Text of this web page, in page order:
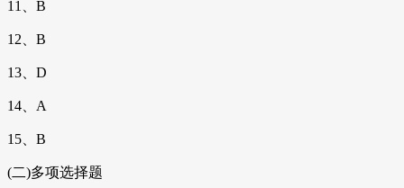
11、B
12、B
13、D
14、A
15、B
(二)多项选择题